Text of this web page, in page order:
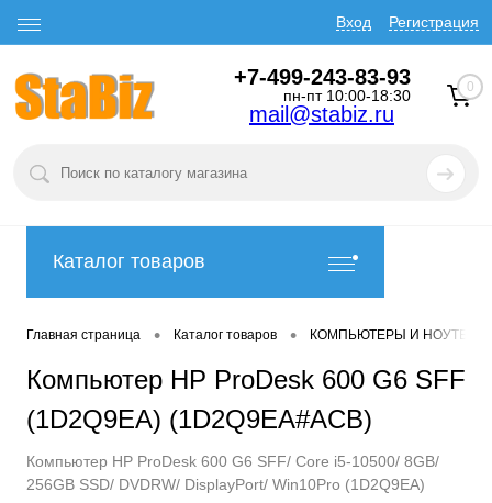
Вход Регистрация
+7-499-243-83-93
пн-пт 10:00-18:30
mail@stabiz.ru
0
Каталог товаров
Главная страница • Каталог товаров • КОМПЬЮТЕРЫ И
Компьютер HP ProDesk 600 G6 SFF
(1D2Q9EA) (1D2Q9EA#ACB)
Компьютер HP ProDesk 600 G6 SFF/ Core i5-10500/ 8GB/
256GB SSD/ DVDRW/ DisplayPort/ Win10Pro (1D2Q9EA)